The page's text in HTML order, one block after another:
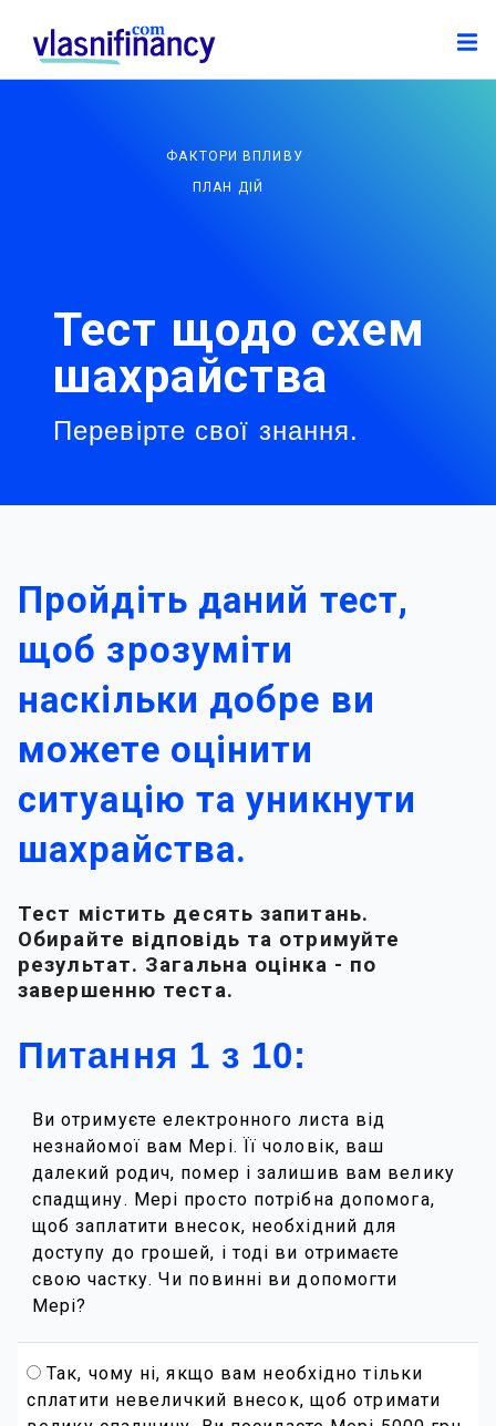
ФАКТОРИ ВПЛИВУ
ПЛАН ДІЙ
Тест щодо схем
шахрайства
Перевірте свої знання.
Пройдіть даний тест,
щоб зрозуміти
наскільки добре ви
можете оцінити
ситуацію та уникнути
шахрайства.
Тест містить десять запитань.
Обирайте відповідь та отримуйте
результат. Загальна оцінка - по
завершенню теста.
Питання 1 з 10:
Ви отримуєте електронного листа від
незнайомої вам Мері. Її чоловік, ваш
далекий родич, помер і залишив вам велику
спадщину. Мері просто потрібна допомога,
щоб заплатити внесок, необхідний для
доступу до грошей, і тоді ви отримаєте
свою частку. Чи повинні ви допомогти
Мері?
Так, чому ні, якщо вам необхідно тільки
сплатити невеличкий внесок, щоб отримати